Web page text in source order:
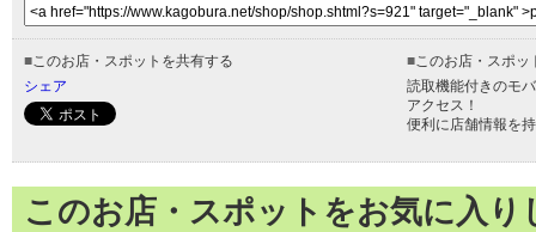
■このお店・スポットを共有する
シェア
■このお店・スポッ
読取機能付きのモ
アクセス！
便利に店舗情報を
このお店・スポットをお気に入